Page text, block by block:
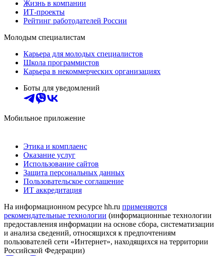
Жизнь в компании
ИТ-проекты
Рейтинг работодателей России
Молодым специалистам
Карьера для молодых специалистов
Школа программистов
Карьера в некоммерческих организациях
Боты для уведомлений
Мобильное приложение
Этика и комплаенс
Оказание услуг
Использование сайтов
Защита персональных данных
Пользовательское соглашение
ИТ аккредитация
На информационном ресурсе hh.ru применяются
рекомендательные технологии (информационные технологии
предоставления информации на основе сбора, систематизации
и анализа сведений, относящихся к предпочтениям
пользователей сети «Интернет», находящихся на территории
Российской Федерации)